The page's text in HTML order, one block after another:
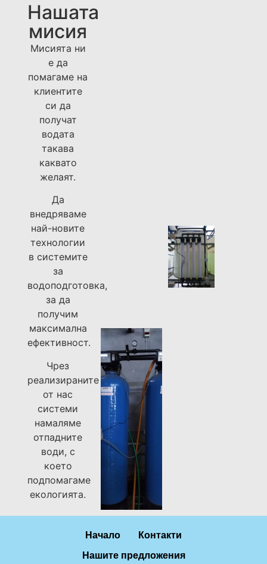
Нашата
мисия
Мисията ни
е да
помагаме на
клиентите
си да
получат
водата
такава
каквато
желаят.
Да
внедряваме
най-новите
технологии
в системите
за
водоподготовка,
за да
получим
максимална
ефективност.
Чрез
реализираните
от нас
системи
намаляме
отпадните
води, с
което
подпомагаме
екологията.
Начало
Контакти
Нашите предложения